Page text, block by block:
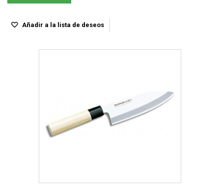
Añadir a la lista de deseos